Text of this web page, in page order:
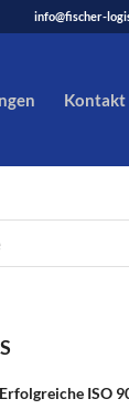
info@fischer-
Kontakt
Erfolgreiche ISO